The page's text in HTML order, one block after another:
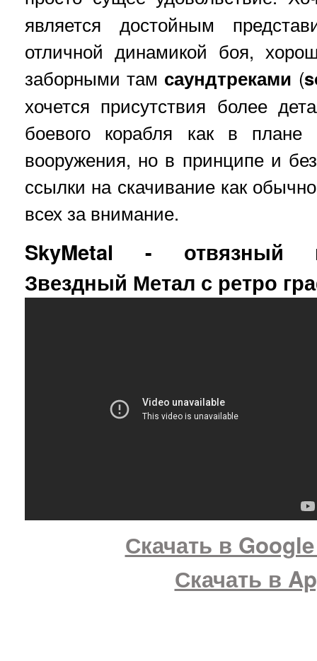
является достойным
отличной динамикой боя,
заборными там саундтреками (
хочется присутствия более
боевого корабля как в
вооружения, но в принципе и
ссылки на скачивание как
всех за внимание.
SkyMetal - отвязный
Звездный Метал с ретро
Скачать в
Скачать в